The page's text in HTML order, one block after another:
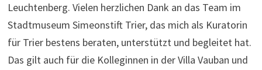
Leuchtenberg. Vielen herzlichen Dank an das Team im
Stadtmuseum Simeonstift Trier, das mich als Kuratorin
für Trier bestens beraten, unterstützt und begleitet hat.
Das gilt auch für die Kolleginnen in der Villa Vauban und